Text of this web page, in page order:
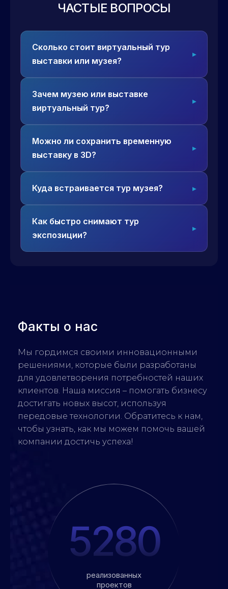
ЧАСТЫЕ ВОПРОСЫ
Сколько стоит виртуальный тур
выставки или музея?
Зачем музею или выставке
виртуальный тур?
Можно ли сохранить временную
выставку в 3D?
Куда встраивается тур музея?
Как быстро снимают тур
экспозиции?
Факты о нас
Мы гордимся своими инновационными
решениями, которые были разработаны
для удовлетворения потребностей наших
клиентов. Наша миссия – помогать бизнесу
достигать новых высот, используя
передовые технологии. Обратитесь к нам,
чтобы узнать, как мы можем помочь вашей
компании достичь успеха!
реализованных
проектов
5280